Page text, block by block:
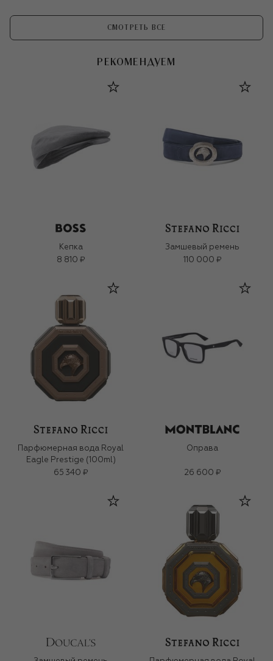
СМОТРЕТЬ ВСЕ
РЕКОМЕНДУЕМ
Кепка
8 810 ₽
Замшевый ремень
110 000 ₽
Парфюмерная вода Royal
Eagle Prestige (100ml)
65 340 ₽
Оправа
26 600 ₽